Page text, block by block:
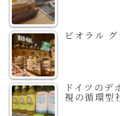
ビオラル
ドイツのデ
視の循環型